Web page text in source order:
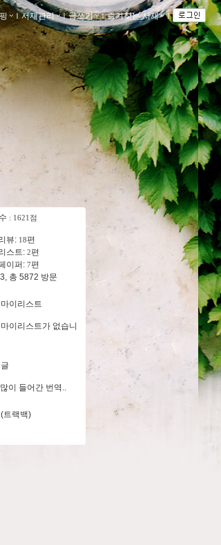
ｌ서재관리 ｌ글쓰기 ｌ즐겨찾는 서재 ｌ
: 1621점
뷰: 18편
스트: 2편
이퍼: 7편
총 5872 방문
이리스트
이리스트가 없습니
이 들어간 번역..
트랙백)